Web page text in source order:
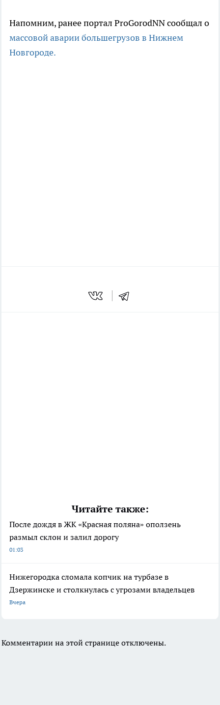
Напомним, ранее портал ProGorodNN сообщал о
массовой аварии большегрузов в Нижнем
Новгороде.
Читайте также:
После дождя в ЖК «Красная поляна» оползень
размыл склон и залил дорогу
01:03
Нижегородка сломала копчик на турбазе в
Дзержинске и столкнулась с угрозами владельцев
Вчера
Комментарии на этой странице отключены.